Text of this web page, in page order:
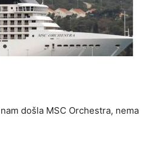
došla MSC Orchestra, nema